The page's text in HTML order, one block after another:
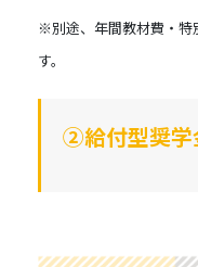
※別途、年間教材費・特
す。
②給付型奨学